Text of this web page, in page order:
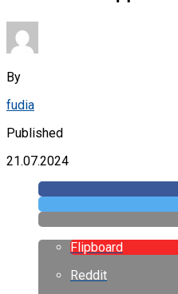
By
fudia
Published
21.07.2024
Flipboard
Reddit